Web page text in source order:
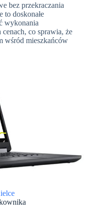
bez przekraczania
to doskonałe
wykonania
co sprawia, że
wśród mieszkańców